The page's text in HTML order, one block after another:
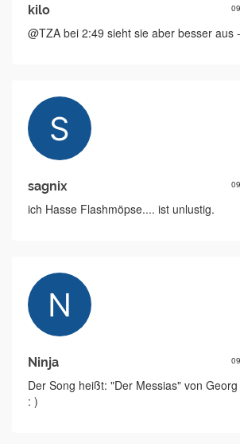
kilo
@TZA bei 2:49 sieht sie aber besser aus
sagnix
ich Hasse Flashmöpse.... ist unlustig.
Ninja
Der Song heißt: "Der Messias" von
: )